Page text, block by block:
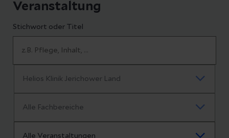
Veranstaltung
Stichwort oder Titel